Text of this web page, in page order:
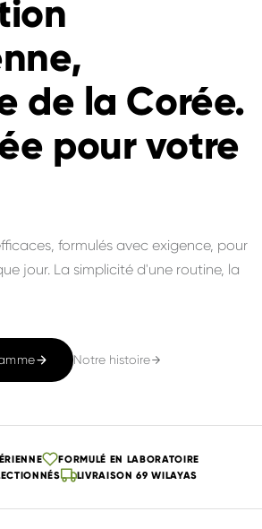
de la Corée.
pour votre
formulés avec exigence, pour
jour. La simplicité d'une routine, la
Notre histoire
FORMULÉ EN LABORATOIRE
LIVRAISON 69 WILAYAS